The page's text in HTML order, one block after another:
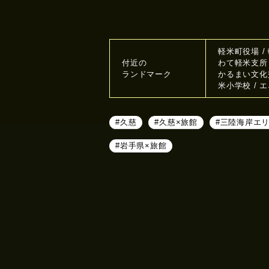
付近の
ランドマーク
軽米町役場 /
わて軽米支
かるまい文
米小学校 /
#久慈 #久慈×旅館 #三陸海岸エ
#岩手県×旅館